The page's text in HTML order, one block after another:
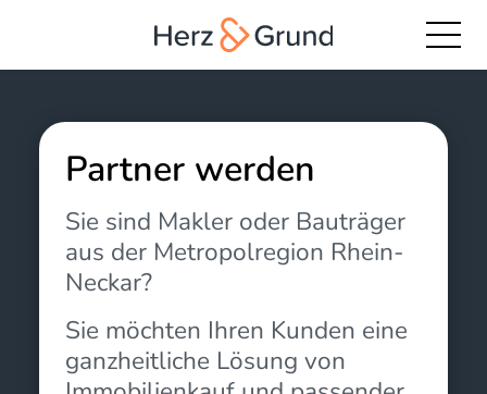
Partner werden
Sie sind Makler oder Bauträger
aus der Metropolregion Rhein-
Neckar?
Sie möchten Ihren Kunden eine
ganzheitliche Lösung von